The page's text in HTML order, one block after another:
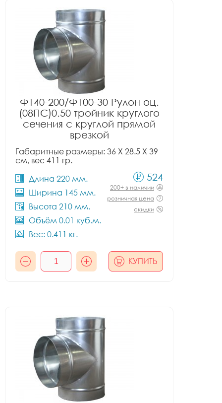
Ф140-200/Ф100-30 Рулон оц.
(08ПС)0.50 тройник круглого
сечения с круглой прямой
врезкой
Габаритные размеры: 36 X 28.5 X 39
см, вес 411 гр.
Длина 220 мм.
Ширина 145 мм.
Высота 210 мм.
Объём 0.01 куб.м.
Вес: 0.411 кг.
524
200+ в наличии
розничная цена
скидки
КУПИТЬ